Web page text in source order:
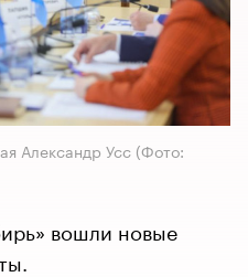
Александр Усс (Фото:
вошли новые